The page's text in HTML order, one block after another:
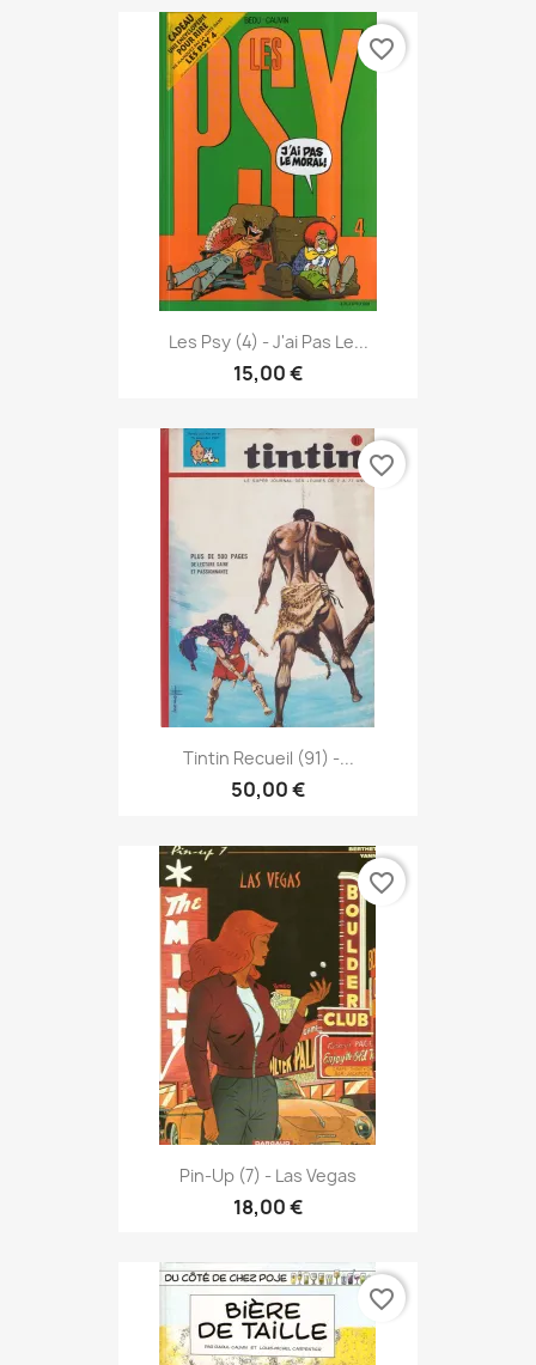
Les Psy (4) - J'ai Pas Le...
15,00 €
favorite_border
Tintin Recueil (91) -...
50,00 €
favorite_border
Pin-Up (7) - Las Vegas
18,00 €
favorite_border
favorite_border